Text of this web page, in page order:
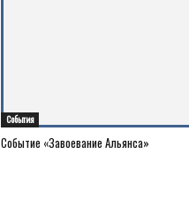
События
Событие «Завоевание Альянса»